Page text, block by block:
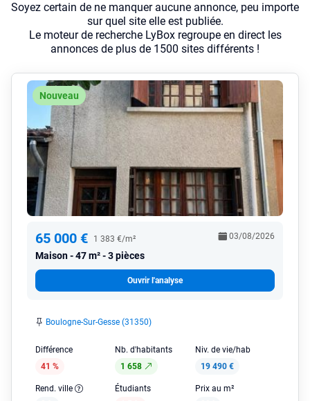
Soyez certain de ne manquer aucune annonce, peu importe
sur quel site elle est publiée.
Le moteur de recherche LyBox regroupe en direct les
annonces de plus de 1500 sites différents !
Nouveau
65 000 € 1 383 €/m²
Maison 47 m² - 3 pièces
03/08/2026
Ouvrir l'analyse
Boulogne-Sur-Gesse (31350)
Différence
41 %
Nb. d'habitants
1 658
Niv. de vie/hab
19 490 €
Rend. ville
Étudiants
Prix au m²